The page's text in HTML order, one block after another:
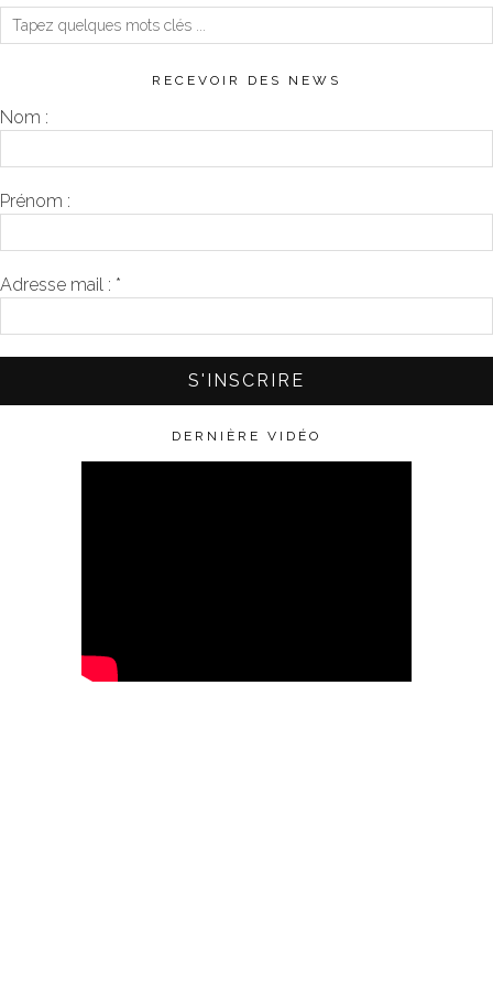
RECEVOIR DES NEWS
Nom :
Prénom :
Adresse mail : *
DERNIÈRE VIDÉO